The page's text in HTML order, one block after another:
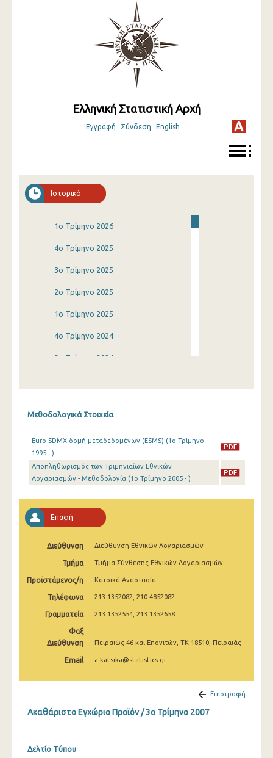
Ελληνική Στατιστική Αρχή
Εγγραφή Σύνδεση English
Ιστορικό
1o Τρίμηνο 2026
4o Τρίμηνο 2025
3o Τρίμηνο 2025
2o Τρίμηνο 2025
1o Τρίμηνο 2025
4o Τρίμηνο 2024
3o Τρίμηνο 2024
3o Τρίμηνο 2023
2o Τρίμηνο 2023
4o Τρίμηνο 2022
1o Τρίμηνο 2022
4o Τρίμηνο 2021
2o Τρίμηνο 2021
1o Τρίμηνο 2021
3o Τρίμηνο 2020
1o Τρίμηνο 2020
Μεθοδολογικά Στοιχεία
Euro-SDMX δομή μεταδεδομένων (ESMS) (1o Τρίμηνο
1995 - )
Αποπληθωρισμός των Τριμηνιαίων Εθνικών
Λογαριασμών - Μεθοδολογία (1o Τρίμηνο 2005 - )
Επαφή
Διεύθυνση Διεύθυνση Εθνικών Λογαριασμών
Τμήμα Τμήμα Σύνθεσης Εθνικών Λογαριασμών
Προϊστάμενος/η Κατσικά Αναστασία
Τηλέφωνα 213 1352082, 210 4852082
Γραμματεία 213 1352554, 213 1352658
Φαξ
Διεύθυνση
Πειραιώς 46 και Επονιτών, ΤΚ 18510, Πειραιάς
Email a.katsika@statistics.gr
Επιστροφή
Ακαθάριστο Εγχώριο Προϊόν / 3o Τρίμηνο 2007
Δελτίο Τύπου